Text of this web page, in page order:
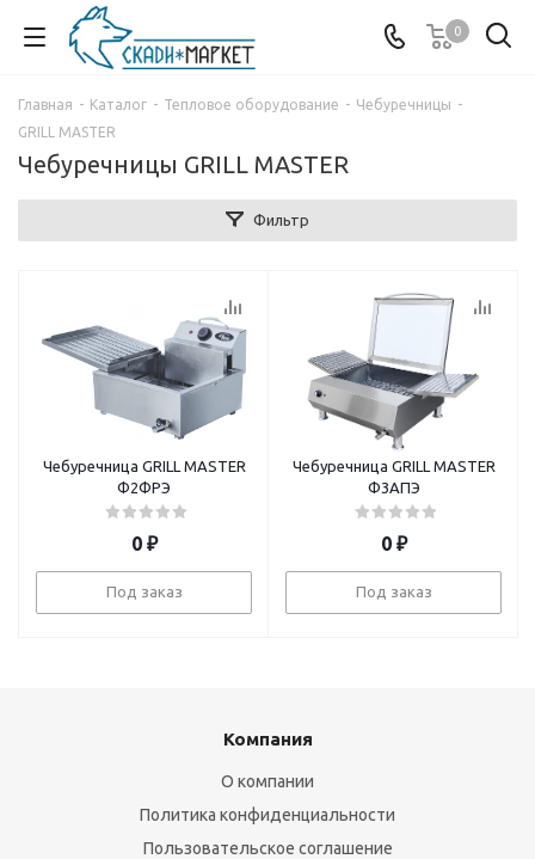
0
Главная - Каталог - Тепловое оборудование - Чебуречницы -
GRILL MASTER
Чебуречницы GRILL MASTER
Фильтр
Чебуречница GRILL MASTER
Ф2ФРЭ
0₽
Под заказ
Чебуречница GRILL MASTER
Ф3АПЭ
0₽
Под заказ
Компания
О компании
Политика конфиденциальности
Пользовательское соглашение